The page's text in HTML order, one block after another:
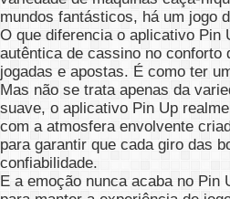
mundos fantásticos, há um jogo
O que diferencia o aplicativo Pin
autêntica de cassino no
jogadas e apostas. É como ter
Mas não se trata apenas da
suave, o aplicativo Pin Up
com a atmosfera envolvente
para garantir que cada giro das
confiabilidade.
E a emoção nunca acaba no